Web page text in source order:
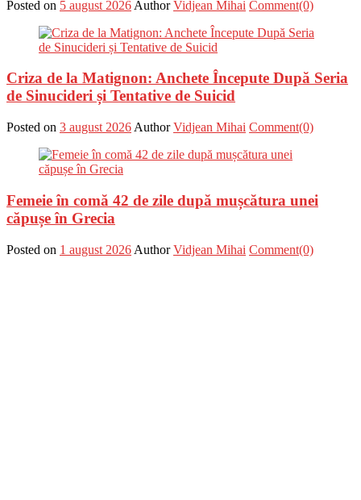
Posted on 5 august 2026 Author Vidjean Mihai Comment(0)
Criza de la Matignon: Anchete Începute După Seria
de Sinucideri și Tentative de Suicid
Posted on 3 august 2026 Author Vidjean Mihai Comment(0)
Femeie în comă 42 de zile după mușcătura unei
căpușe în Grecia
Posted on 1 august 2026 Author Vidjean Mihai Comment(0)